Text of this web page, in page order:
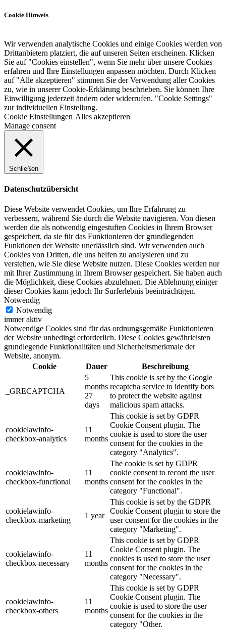
Cookie Hinweis
Wir verwenden analytische Cookies und einige Cookies werden von
Drittanbietern platziert, die auf unseren Seiten erscheinen. Klicken
Sie auf "Cookies einstellen", wenn Sie mehr über unsere Cookies
erfahren und Ihre Einstellungen anpassen möchten. Durch Klicken
auf "Alle akzeptieren" stimmen Sie der Verwendung aller Cookies
zu, wie in unserer Cookie-Erklärung beschrieben. Sie können Ihre
Einwilligung jederzeit ändern oder widerrufen. "Cookie Settings"
zur individuellen Einstellung.
Cookie Einstellungen Alles akzeptieren
Manage consent
Schließen
Datenschutzübersicht
Diese Website verwendet Cookies, um Ihre Erfahrung zu
verbessern, während Sie durch die Website navigieren. Von diesen
werden die als notwendig eingestuften Cookies in Ihrem Browser
gespeichert, da sie für das Funktionieren der grundlegenden
Funktionen der Website unerlässlich sind. Wir verwenden auch
Cookies von Dritten, die uns helfen zu analysieren und zu
verstehen, wie Sie diese Website nutzen. Diese Cookies werden nur
mit Ihrer Zustimmung in Ihrem Browser gespeichert. Sie haben auch
die Möglichkeit, diese Cookies abzulehnen. Die Ablehnung einiger
dieser Cookies kann jedoch Ihr Surferlebnis beeinträchtigen.
Notwendig
Notwendig
immer aktiv
Notwendige Cookies sind für das ordnungsgemäße Funktionieren
der Website unbedingt erforderlich. Diese Cookies gewährleisten
grundlegende Funktionalitäten und Sicherheitsmerkmale der
Website, anonym.
Cookie
Dauer Beschreibung
_GRECAPTCHA
5
months
27
days
This cookie is set by the Google
recaptcha service to identify bots
to protect the website against
malicious spam attacks.
cookielawinfo-
checkbox-analytics
11
months
This cookie is set by GDPR
Cookie Consent plugin. The
cookie is used to store the user
consent for the cookies in the
category "Analytics".
cookielawinfo-
checkbox-functional
11
months
The cookie is set by GDPR
cookie consent to record the user
consent for the cookies in the
category "Functional".
cookielawinfo-
checkbox-marketing
1 year
This cookie is set by the GDPR
Cookie Consent plugin to store the
user consent for the cookies in the
category "Marketing".
cookielawinfo-
checkbox-necessary
11
months
This cookie is set by GDPR
Cookie Consent plugin. The
cookies is used to store the user
consent for the cookies in the
category "Necessary".
cookielawinfo-
checkbox-others
11
months
This cookie is set by GDPR
Cookie Consent plugin. The
cookie is used to store the user
consent for the cookies in the
category "Other.